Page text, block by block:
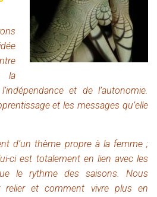
la
et de l’autonomie.
et les messages qu’elle
d’un thème propre à la femme ;
ci est totalement en lien avec les
le rythme des saisons. Nous
et comment vivre plus en